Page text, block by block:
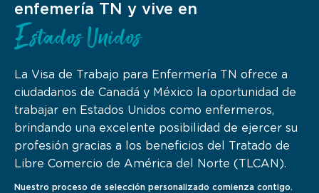
enfemería TN y vive en
Estados Unidos
La Visa de Trabajo para Enfermería TN ofrece a
ciudadanos de Canadá y México la oportunidad de
trabajar en Estados Unidos como enfermeros,
brindando una excelente posibilidad de ejercer su
profesión gracias a los beneficios del Tratado de
Libre Comercio de América del Norte (TLCAN).
Nuestro proceso de selección personalizado comienza contigo.